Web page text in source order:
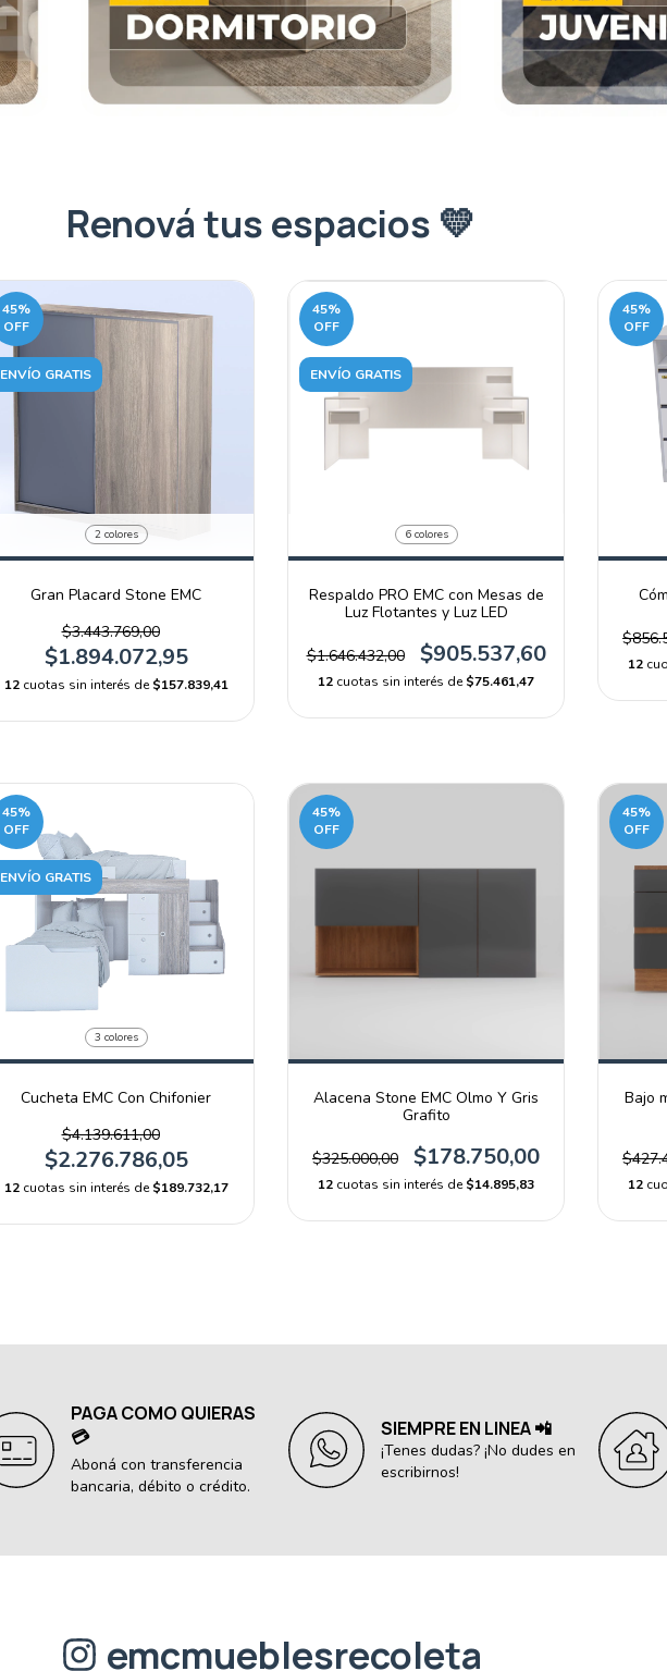
Renová tus espacios 💛
45%
OFF
ENVÍO GRATIS
2 colores
Gran Placard Stone EMC
$3.443.769,00
$1.894.072,95
12 cuotas sin interés de$157.839,41
45%
OFF
ENVÍO GRATIS
6 colores
Respaldo PRO EMC con Mesas de
Luz Flotantes y Luz LED
$1.646.432,00 $905.537,60
12 cuotas sin interés de$75.461,47
45%
OFF
12
45%
OFF
ENVÍO GRATIS
3 colores
Cucheta EMC Con Chifonier
$4.139.611,00
$2.276.786,05
12 cuotas sin interés de$189.732,17
45%
OFF
Alacena Stone EMC Olmo Y Gris
Grafito
$325.000,00 $178.750,00
12 cuotas sin interés de$14.895,83
45%
OFF
Bajo
12
PAGA COMO QUIERAS
💳
Aboná con transferencia
bancaria, débito o crédito.
SIEMPRE EN LINEA 📲
¡Tenes dudas? ¡No dudes en
escribirnos!
emcmueblesrecoleta